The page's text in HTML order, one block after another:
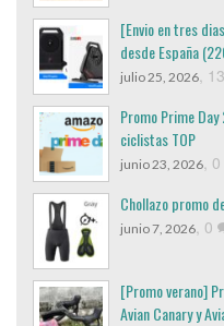
[Envio en tres
desde España
julio 25, 2026,
Promo Prime
ciclistas TOP
junio 23, 2026, 0
Chollazo promo
junio 7, 2026, 0
[Promo verano]
Avian Canary y